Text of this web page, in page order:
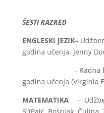
ŠESTI RAZRED
ENGLESKI JEZIK–
godina učenja, Jenny
– Radna
godina učenja (Virginia
MATEMATIKA–